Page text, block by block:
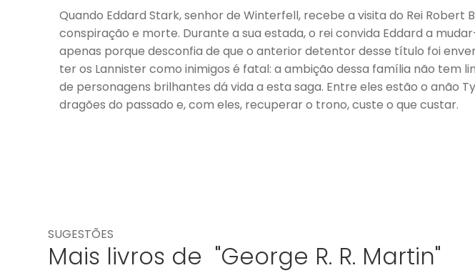
Quando Eddard Stark, senhor de Winterfell, recebe a visita do Rei
conspiração e morte. Durante a sua estada, o rei convida Eddard a
apenas porque desconfia de que o anterior detentor desse título foi
ter os Lannister como inimigos é fatal: a ambição dessa família não tem
de personagens brilhantes dá vida a esta saga. Entre eles estão o anão
dragões do passado e, com eles, recuperar o trono, custe o que custar.
SUGESTÕES
Mais livros de "George R. R. Martin"